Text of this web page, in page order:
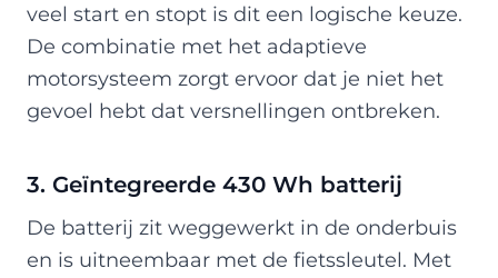
veel start en stopt is dit een logische keuze.
De combinatie met het adaptieve
motorsysteem zorgt ervoor dat je niet het
gevoel hebt dat versnellingen ontbreken.
3. Geïntegreerde 430 Wh batterij
De batterij zit weggewerkt in de onderbuis
en is uitneembaar met de fietssleutel. Met